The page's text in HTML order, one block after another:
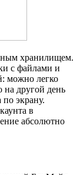
хранилищем.
с файлами и
можно легко
на другой день
экрану.
в
абсолютно